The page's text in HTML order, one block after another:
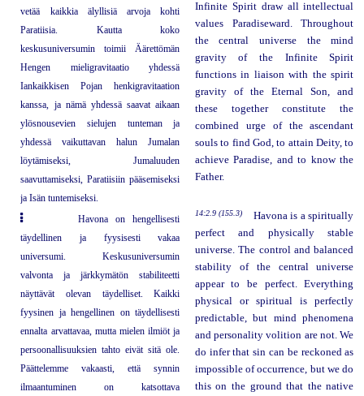
vetää kaikkia älyllisiä arvoja kohti
Paratiisia. Kautta koko
keskusuniversumin toimii Äärettömän
Hengen mieligravitaatio yhdessä
Iankaikkisen Pojan henkigravitaation
kanssa, ja nämä yhdessä saavat aikaan
ylösnousevien sielujen tunteman ja
yhdessä vaikuttavan halun Jumalan
löytämiseksi, Jumaluuden
saavuttamiseksi, Paratiisiin pääsemiseksi
ja Isän tuntemiseksi.
Infinite Spirit draw all intellectual
values Paradiseward. Throughout
the central universe the mind
gravity of the Infinite Spirit
functions in liaison with the spirit
gravity of the Eternal Son, and
these together constitute the
combined urge of the ascendant
souls to find God, to attain Deity, to
achieve Paradise, and to know the
Father.
Havona on hengellisesti
täydellinen ja fyysisesti vakaa
universumi. Keskusuniversumin
valvonta ja järkkymätön stabiliteetti
näyttävät olevan täydelliset. Kaikki
fyysinen ja hengellinen on täydellisesti
ennalta arvattavaa, mutta mielen ilmiöt ja
persoonallisuuksien tahto eivät sitä ole.
Päättelemme vakaasti, että synnin
ilmaantuminen on katsottava
14:2.9 (155.3)
Havona is a spiritually
perfect and physically stable
universe. The control and balanced
stability of the central universe
appear to be perfect. Everything
physical or spiritual is perfectly
predictable, but mind phenomena
and personality volition are not. We
do infer that sin can be reckoned as
impossible of occurrence, but we do
this on the ground that the native